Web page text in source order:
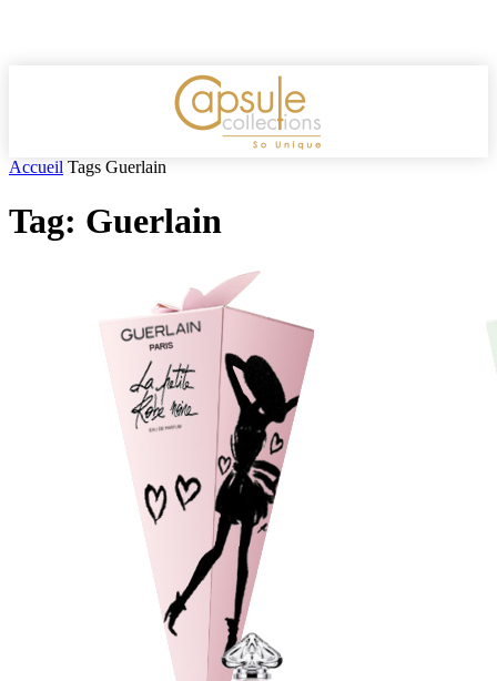
Accueil Tags Guerlain
Tag: Guerlain